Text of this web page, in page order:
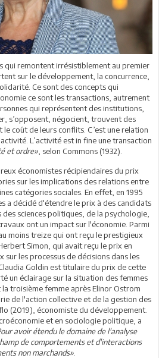
qui remontent irrésistiblement au premier
sur le développement, la concurrence,
Ce sont des concepts qui
ce sont les transactions, autrement
qui représentent des institutions,
s’opposent, négocient, trouvent des
coût de leurs conflits. C’est une relation
L’activité est in fine une transaction
et ordre» , selon Commons (1932).
économistes récipiendaires du prix
sur les implications des relations entre
catégories sociales. En effet, en 1995
a décidé d'étendre le prix à des candidats
des sciences politiques, de la psychologie,
ont un impact sur l'économie. Parmi
moins treize qui ont reçu le prestigieux
Simon, qui avait reçu le prix en
sur les processus de décisions dans les
Goldin est titulaire du prix de cette
un éclairage sur la situation des femmes
la troisième femme après Elinor Ostrom
de l'action collective et de la gestion des
(2019), économiste du développement.
et en sociologie politique, a
avoir étendu le domaine de l'analyse
de comportements et d'interactions
non marchands»